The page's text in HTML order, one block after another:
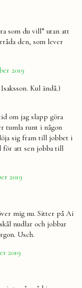
som du vill” utan att
den, som lever
2019
Kul ändå.)
om jag slapp göra
tumla runt i någon
sig fram till jobbet i
för att sen jobba till
2019
mig nu. Sitter på Ai
nudlar och jobbar
Usch.
2019